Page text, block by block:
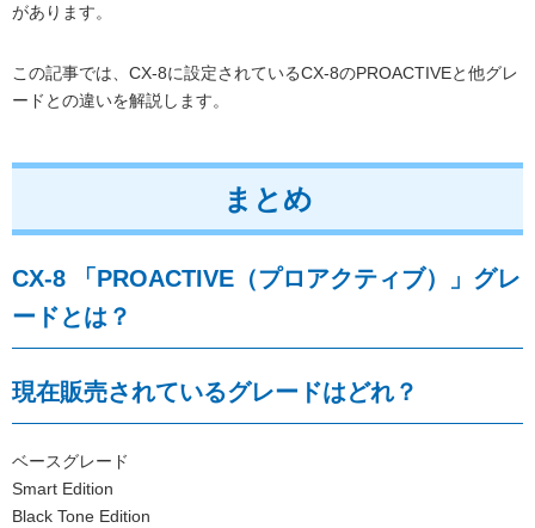
があります。
この記事では、CX-8に設定されているCX-8のPROACTIVEと他グレ
ードとの違いを解説します。
まとめ
CX-8 「PROACTIVE（プロアクティブ）」グレ
ードとは？
現在販売されているグレードはどれ？
ベースグレード
Smart Edition
Black Tone Edition